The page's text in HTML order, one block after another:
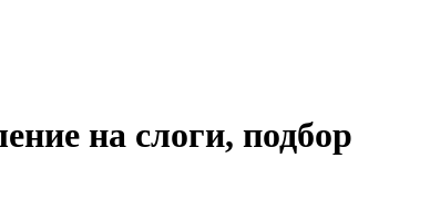
на слоги, подбор